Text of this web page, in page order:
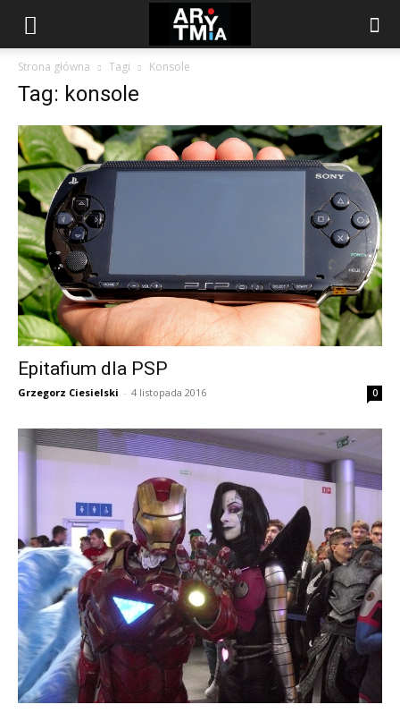
arytmia.eu
Strona główna Tagi Konsole
Tag: konsole
Epitafium dla PSP
Grzegorz Ciesielski - 4 listopada 2016 0